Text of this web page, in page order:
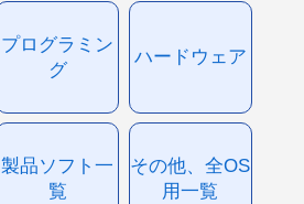
プログラミン
グ
ハードウェア
製品ソフト一
覧
その他、全OS
用一覧